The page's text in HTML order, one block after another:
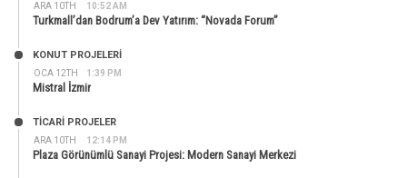
ARA 10TH 10:52 AM
Turkmall’dan Bodrum’a Dev Yatırım: “Novada Forum”
OCA 12TH 1:39 PM
KONUT PROJELERI
Mistral İzmir
ARA 10TH 12:14 PM
TİCARİ PROJELER
Plaza Görünümlü Sanayi Projesi: Modern Sanayi Merkezi